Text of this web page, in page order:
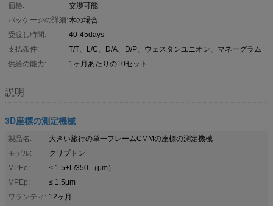
価格:
交渉可能
パッケージの詳細:木の場合
受渡し時間:
40-45days
支払条件:
T/T、L/C、D/A、D/P、ウェスタンユニオン、マネーグラム
供給の能力:
1ヶ月あたりの10セット
説明
3D座標の測定機械
製品名:
大きい旅行の単一フレームCMMの座標の測定機械
モデル:
クリプトン
MPEe:
≤ 1.5+L/350 （μm）
MPEp:
≤ 1.5μm
ワランティ: 12ヶ月